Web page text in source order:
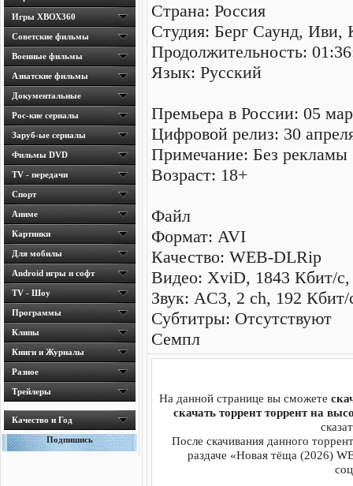
Игры ХВОХ360
Cоветские фильмы
Военные фильмы
Азиатские фильмы
Документальные
Рос-кие сериалы
Заруб-ые сериалы
Фильмы DVD
TV - передачи
Спорт
Аниме
Картинки
Для мобилы
Android игры и софт
TV - Шоу
Программы
Клипы
Книги и Журналы
Разное
Трейлеры
Качество и Год
Подпишись
Страна: Россия
Студия: Берг Саунд,
Продолжительность:
Язык: Русский
Премьера в России: 05
Цифровой релиз: 30
Примечание: Без рекламы
Возраст: 18+
Файл
Формат: AVI
Качество: WEB-DLRip
Видео: XviD, 1843 Кбит/
Звук: AC3, 2 ch, 192 Кбит/
Субтитры: Отсутствуют
Семпл
На данной странице вы сможете
скачать торрент торрент на
После скачивания данного
раздаче «Новая тёща (2026)